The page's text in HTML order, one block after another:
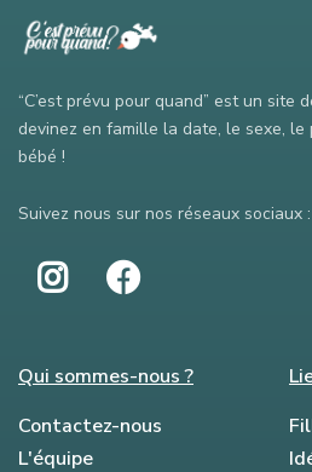
“C’est prévu pour quand” est un site
devinez en famille la date, le sexe,
bébé !
Suivez nous sur nos réseaux sociaux
Qui sommes-nous ?
Contactez-nous
L'équipe